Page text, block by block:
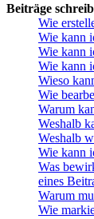
Beiträge
Wie
Wie kann
Wie kann
Wie kann
Wieso
Wie
Warum
Weshalb
Weshalb
Wie kann
Was
eines
Warum
Wie